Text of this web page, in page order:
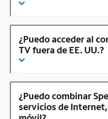
¿Puedo acceder al
TV fuera de EE. UU.?
¿Puedo combinar
servicios de